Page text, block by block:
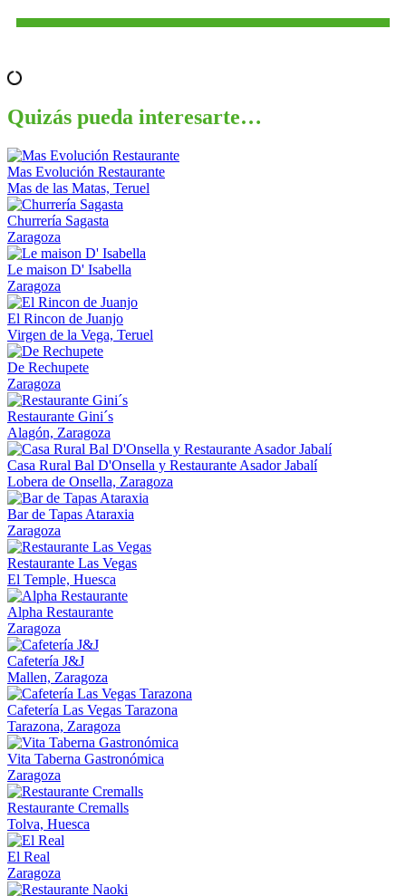
Quizás pueda interesarte…
Mas Evolución Restaurante
Mas de las Matas, Teruel
Churrería Sagasta
Zaragoza
Le maison D' Isabella
Zaragoza
El Rincon de Juanjo
Virgen de la Vega, Teruel
De Rechupete
Zaragoza
Restaurante Gini´s
Alagón, Zaragoza
Casa Rural Bal D'Onsella y Restaurante Asador Jabalí
Lobera de Onsella, Zaragoza
Bar de Tapas Ataraxia
Zaragoza
Restaurante Las Vegas
El Temple, Huesca
Alpha Restaurante
Zaragoza
Cafetería J&J
Mallen, Zaragoza
Cafetería Las Vegas Tarazona
Tarazona, Zaragoza
Vita Taberna Gastronómica
Zaragoza
Restaurante Cremalls
Tolva, Huesca
El Real
Zaragoza